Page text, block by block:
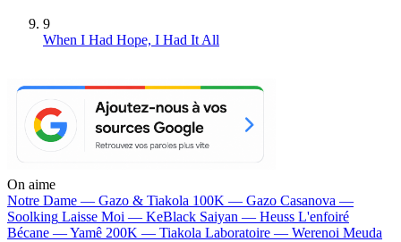
9
When I Had Hope, I Had It All
On aime
Notre Dame — Gazo & Tiakola 100K — Gazo Casanova —
Soolking Laisse Moi — KeBlack Saiyan — Heuss L'enfoiré
Bécane —Yamê 200K — Tiakola Laboratoire — Werenoi Meuda